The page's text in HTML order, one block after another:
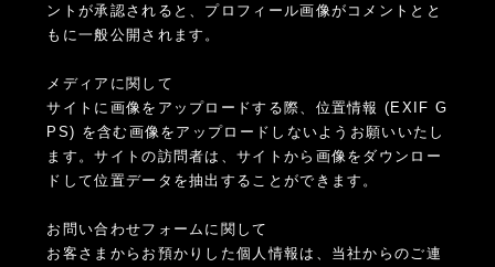
ントが承認されると、プロフィール画像がコメントとと
もに一般公開されます。
メディアに関して
サイトに画像をアップロードする際、位置情報 (EXIF G
PS) を含む画像をアップロードしないようお願いいたし
ます。サイトの訪問者は、サイトから画像をダウンロー
ドして位置データを抽出することができます。
お問い合わせフォームに関して
お客さまからお預かりした個人情報は、当社からのご連